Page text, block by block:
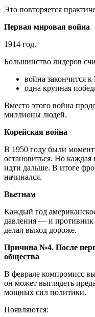
Это повторяется
Первая мировая война
1914 год.
Большинство лидеров
война закончится к
одна крупная
Вместо этого война
миллионы людей.
Корейская война
В 1950 году были
остановиться. Но
идти дальше. В итоге
начинался.
Вьетнам
Каждый год
давления — и
делал выход дороже.
Причина №4. После
общества
В феврале компромисс
он может выглядеть
мощных сил политики.
Появляются: